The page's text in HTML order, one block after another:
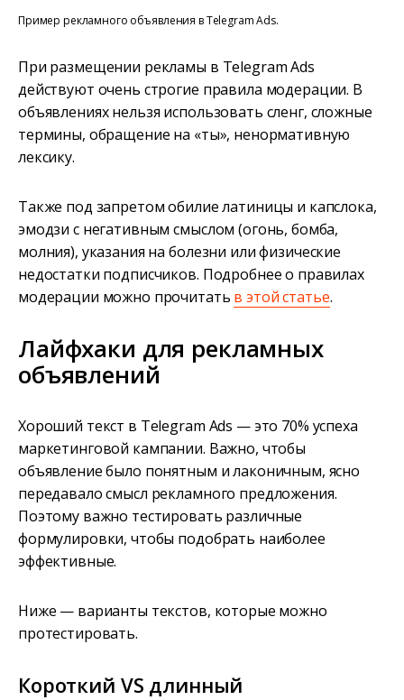
Пример рекламного объявления в Telegram Ads.
При размещении рекламы в Telegram Ads
действуют очень строгие правила модерации. В
объявлениях нельзя использовать сленг, сложные
термины, обращение на «ты», ненормативную
лексику.
Также под запретом обилие латиницы и капслока,
эмодзи с негативным смыслом (огонь, бомба,
молния), указания на болезни или физические
недостатки подписчиков. Подробнее о правилах
модерации можно прочитать в этой статье.
Лайфхаки для рекламных
объявлений
Хороший текст в Telegram Ads — это 70% успеха
маркетинговой кампании. Важно, чтобы
объявление было понятным и лаконичным, ясно
передавало смысл рекламного предложения.
Поэтому важно тестировать различные
формулировки, чтобы подобрать наиболее
эффективные.
Ниже — варианты текстов, которые можно
протестировать.
Короткий VS длинный